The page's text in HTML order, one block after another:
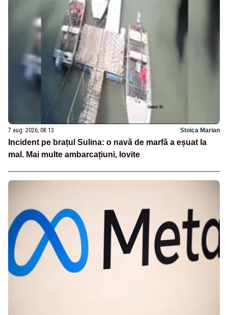
7 aug. 2026, 08:13 Stoica Marian
Incident pe brațul Sulina: o navă de marfă a eșuat la
mal. Mai multe ambarcațiuni, lovite